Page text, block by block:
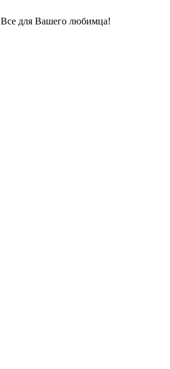
Все для Вашего любимца!